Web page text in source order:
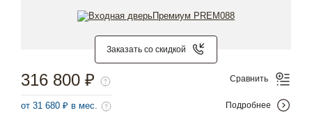
Заказать со скидкой
316 800 ₽
от 31 680 ₽ в мес.
Сравнить
Подробнее